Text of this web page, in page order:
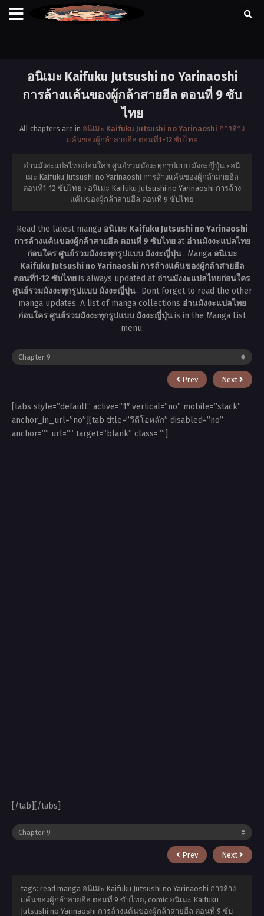
อนิเมะ Kaifuku Jutsushi no Yarinaoshi
การล้างแค้นของผู้กล้าสายฮีล ตอนที่ 9 ซับ
ไทย
All chapters are in อนิเมะ Kaifuku Jutsushi no Yarinaoshi การล้าง
แค้นของผู้กล้าสายฮีล ตอนที่1-12 ซับไทย
อ่านมังงะแปลไทยก่อนใคร ศูนย์รวมมังงะทุกรูปแบบ มังงะญี่ปุ่น › อนิ
เมะ Kaifuku Jutsushi no Yarinaoshi การล้างแค้นของผู้กล้าสายฮีล
ตอนที่1-12 ซับไทย › อนิเมะ Kaifuku Jutsushi no Yarinaoshi การล้าง
แค้นของผู้กล้าสายฮีล ตอนที่ 9 ซับไทย
Read the latest manga อนิเมะ Kaifuku Jutsushi no Yarinaoshi
การล้างแค้นของผู้กล้าสายฮีล ตอนที่ 9 ซับไทยat อ่านมังงะแปลไทย
ก่อนใคร ศูนย์รวมมังงะทุกรูปแบบ มังงะญี่ปุ่น . Manga อนิเมะ
Kaifuku Jutsushi no Yarinaoshi การล้างแค้นของผู้กล้าสายฮีล
ตอนที่1-12 ซับไทยis always updated at อ่านมังงะแปลไทยก่อนใคร
ศูนย์รวมมังงะทุกรูปแบบ มังงะญี่ปุ่น . Dont forget to read the other
manga updates. A list of manga collections อ่านมังงะแปลไทย
ก่อนใคร ศูนย์รวมมังงะทุกรูปแบบ มังงะญี่ปุ่นis in the Manga List
menu.
Prev Next
[tabs style=”default” active=”1″ vertical=”no” mobile=”stack”
anchor_in_url=”no”][tab title=”วีดีโอหลัก” disabled=”no”
anchor=”” url=”” target=”blank” class=””]
[/tab][/tabs]
Prev Next
tags: read manga อนิเมะ Kaifuku Jutsushi no Yarinaoshi การล้าง
แค้นของผู้กล้าสายฮีล ตอนที่ 9 ซับไทย, comic อนิเมะ Kaifuku
Jutsushi no Yarinaoshi การล้างแค้นของผู้กล้าสายฮีล ตอนที่ 9 ซับ